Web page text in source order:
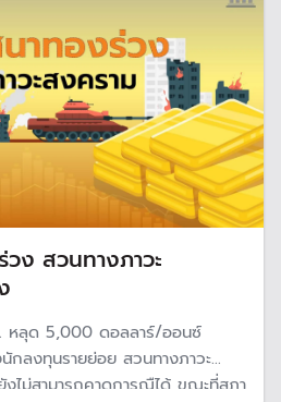
วง สวนทางภาวะ
หลุด 5,000 ดอลลาร์/ออนซ์
กลงทุนรายย่อย สวนทางภาวะ
ไม่สามารถคาดการณืได้ ขณะที่สภา